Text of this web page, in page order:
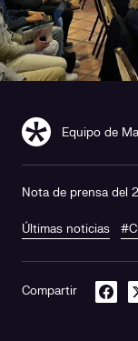
Equipo de
Nota de prensa del
Últimas noticias
Compartir